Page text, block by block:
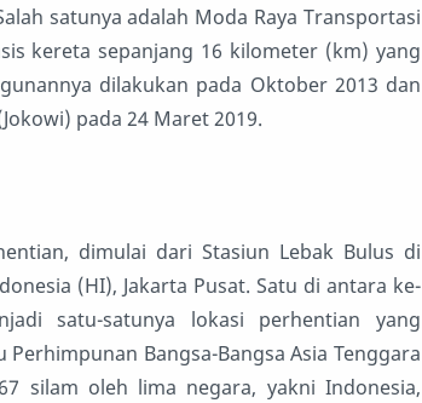
satunya adalah Moda Raya Transportasi
kereta sepanjang 16 kilometer (km) yang
dilakukan pada Oktober 2013 dan
pada 24 Maret 2019.
dimulai dari Stasiun Lebak Bulus di
(HI), Jakarta Pusat. Satu di antara ke-
satu-satunya lokasi perhentian yang
Bangsa-Bangsa Asia Tenggara
silam oleh lima negara, yakni Indonesia,